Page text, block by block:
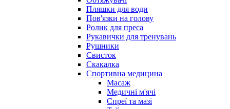
Пляшки для води
Пов'язки на голову
Ролик для преса
Рукавички для тренувань
Рушники
Свисток
Скакалка
Спортивна медицина
Масаж
Медичні м'ячі
Спреї та мазі